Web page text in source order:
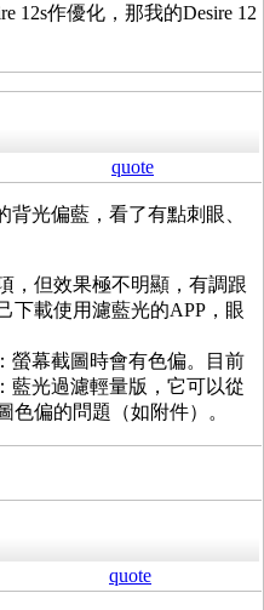
12s作優化，那我的Desire 12
quote
背光偏藍，看了有點刺眼、
，但效果極不明顯，有調跟
下載使用濾藍光的APP，眼
螢幕截圖時會有色偏。目前
藍光過濾輕量版，它可以從
色偏的問題（如附件）。
quote